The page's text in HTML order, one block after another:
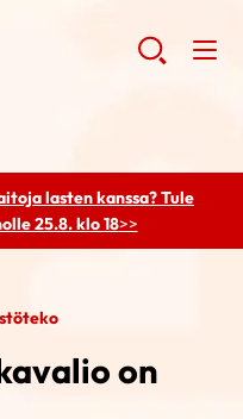
lasten kanssa? Tule
25.8. klo 18>>
on